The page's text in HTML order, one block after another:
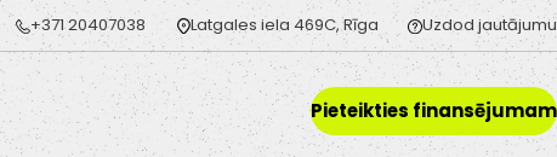
+371 20407038 Latgales iela 469C, Rīga Uzdod jautājumu
Pieteikties finansējumam